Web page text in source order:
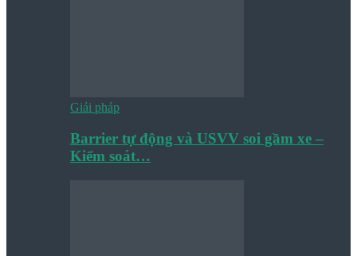
Giải pháp
Barrier tự động và USVV soi gầm xe –
Kiểm soát…